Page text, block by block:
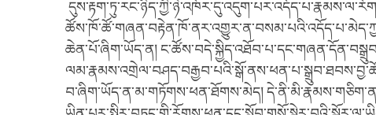
ཆེན་པོ་ཞིག་ཡོད་ན།
བ་ཞིག་ཡོད་ན་མ་གཏོགས་ཕན་ཐོགས་མེད།